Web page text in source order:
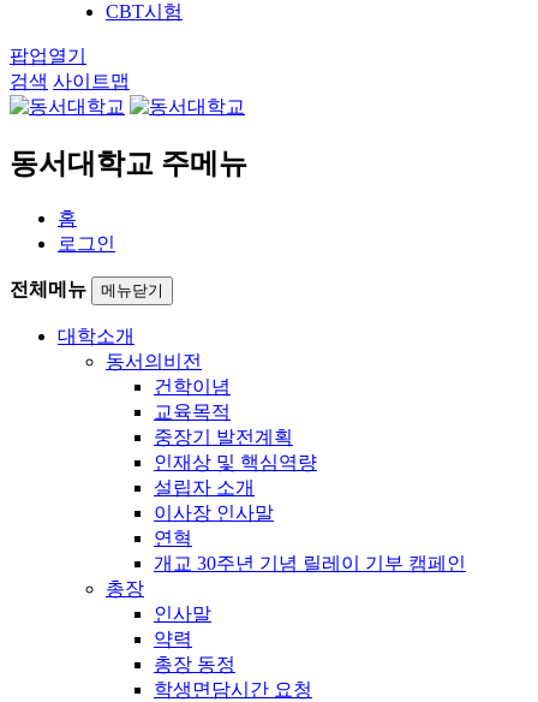
CBT시험
팝업열기
검색 사이트맵
동서대학교 주메뉴
홈
로그인
전체메뉴 메뉴닫기
대학소개
동서의비전
건학이념
교육목적
중장기 발전계획
인재상 및 핵심역량
설립자 소개
이사장 인사말
연혁
개교 30주년 기념 릴레이 기부 캠페인
총장
인사말
약력
총장 동정
학생면담시간 요청